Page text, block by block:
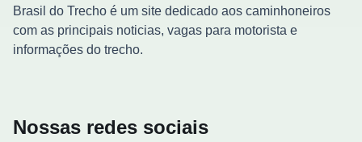
Brasil do Trecho é um site dedicado aos caminhoneiros
com as principais noticias, vagas para motorista e
informações do trecho.
Nossas redes sociais